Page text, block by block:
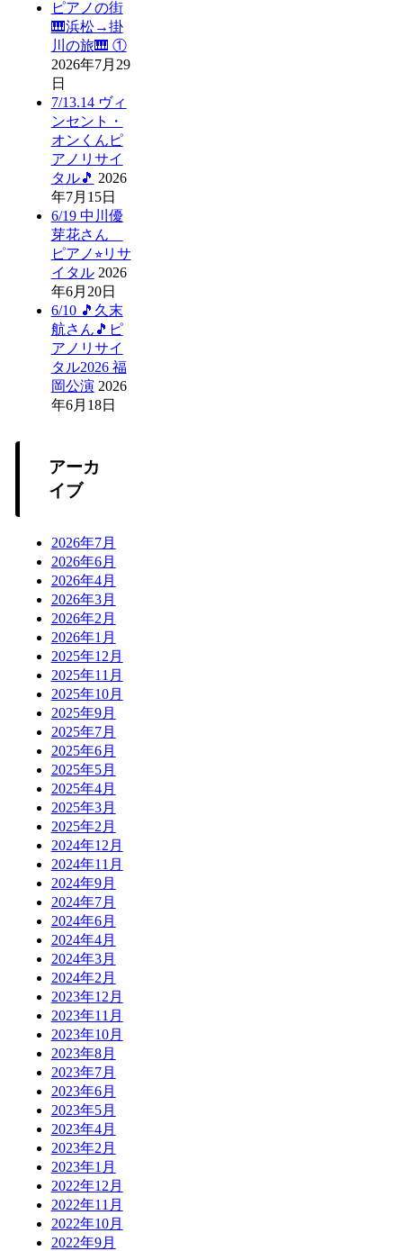
ピアノの街
🎹浜松→掛
川の旅🎹 ①
2026年7月29
日
7/13.14 ヴィ
ンセント・
オンくんピ
アノリサイ
タル🎵 2026
年7月15日
6/19 中川優
芽花さん
ピアノ⭐︎リサ
イタル 2026
年6月20日
6/10 🎵久末
航さん🎵ピ
アノリサイ
タル2026 福
岡公演 2026
年6月18日
アーカ
イブ
2026年7月
2026年6月
2026年4月
2026年3月
2026年2月
2026年1月
2025年12月
2025年11月
2025年10月
2025年9月
2025年7月
2025年6月
2025年5月
2025年4月
2025年3月
2025年2月
2024年12月
2024年11月
2024年9月
2024年7月
2024年6月
2024年4月
2024年3月
2024年2月
2023年12月
2023年11月
2023年10月
2023年8月
2023年7月
2023年6月
2023年5月
2023年4月
2023年2月
2023年1月
2022年12月
2022年11月
2022年10月
2022年9月